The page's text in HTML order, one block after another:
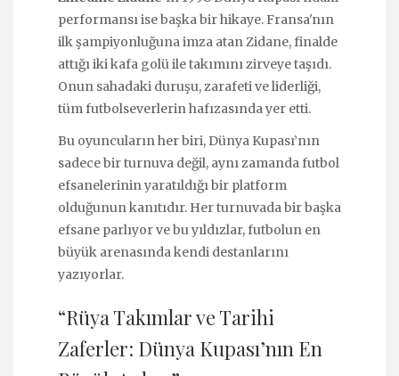
performansı ise başka bir hikaye. Fransa'nın
ilk şampiyonluğuna imza atan Zidane, finalde
attığı iki kafa golü ile takımını zirveye taşıdı.
Onun sahadaki duruşu, zarafeti ve liderliği,
tüm futbolseverlerin hafızasında yer etti.
Bu oyuncuların her biri, Dünya Kupası’nın
sadece bir turnuva değil, aynı zamanda futbol
efsanelerinin yaratıldığı bir platform
olduğunun kanıtıdır. Her turnuvada bir başka
efsane parlıyor ve bu yıldızlar, futbolun en
büyük arenasında kendi destanlarını
yazıyorlar.
“Rüya Takımlar ve Tarihi
Zaferler: Dünya Kupası’nın En